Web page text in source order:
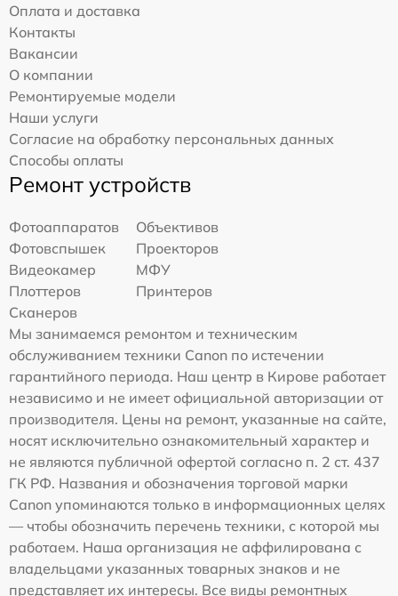
Оплата и доставка
Контакты
Вакансии
О компании
Ремонтируемые модели
Наши услуги
Согласие на обработку персональных данных
Способы оплаты
Ремонт устройств
Фотоаппаратов
Объективов
Фотовспышек
Проекторов
Видеокамер
МФУ
Плоттеров
Принтеров
Сканеров
Мы занимаемся ремонтом и техническим
обслуживанием техники Canon по истечении
гарантийного периода. Наш центр в Кирове работает
независимо и не имеет официальной авторизации от
производителя. Цены на ремонт, указанные на сайте,
носят исключительно ознакомительный характер и
не являются публичной офертой согласно п. 2 ст. 437
ГК РФ. Названия и обозначения торговой марки
Canon упоминаются только в информационных целях
— чтобы обозначить перечень техники, с которой мы
работаем. Наша организация не аффилирована с
владельцами указанных товарных знаков и не
представляет их интересы. Все виды ремонтных